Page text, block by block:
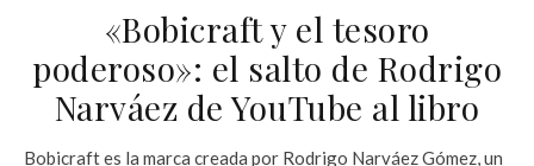
«Bobicraft y el tesoro
poderoso»: el salto de Rodrigo
Narváez de YouTube al libro
Bobicraft es la marca creada por Rodrigo Narváez Gómez, un